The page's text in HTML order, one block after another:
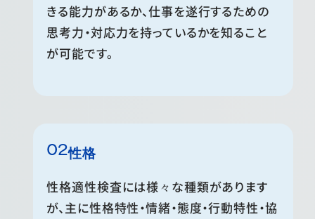
きる能力があるか、仕事を遂行するための
思考力・対応力を持っているかを知ること
が可能です。
性格
性格適性検査には様々な種類があります
が、主に性格特性・情緒・態度・行動特性・協